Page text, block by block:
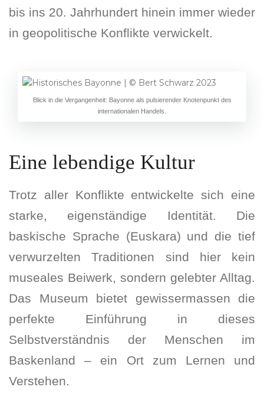
bis ins 20. Jahrhundert hinein immer wieder
in geopolitische Konflikte verwickelt.
Blick in die Vergangenheit: Bayonne als pulsierender Knotenpunkt des
internationalen Handels.
Eine lebendige Kultur
Trotz aller Konflikte entwickelte sich eine
starke, eigenständige Identität. Die
baskische Sprache (Euskara) und die tief
verwurzelten Traditionen sind hier kein
museales Beiwerk, sondern gelebter Alltag.
Das Museum bietet gewissermassen die
perfekte Einführung in dieses
Selbstverständnis der Menschen im
Baskenland – ein Ort zum Lernen und
Verstehen.